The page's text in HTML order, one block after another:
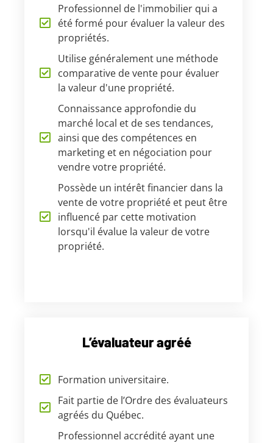
Professionnel de l'immobilier qui a
été formé pour évaluer la valeur des
propriétés.
Utilise généralement une méthode
comparative de vente pour évaluer
la valeur d'une propriété.
Connaissance approfondie du
marché local et de ses tendances,
ainsi que des compétences en
marketing et en négociation pour
vendre votre propriété.
Possède un intérêt financier dans la
vente de votre propriété et peut être
influencé par cette motivation
lorsqu'il évalue la valeur de votre
propriété.
L’évaluateur agréé
Formation universitaire.
Fait partie de l’Ordre des évaluateurs
agréés du Québec.
Professionnel accrédité ayant une